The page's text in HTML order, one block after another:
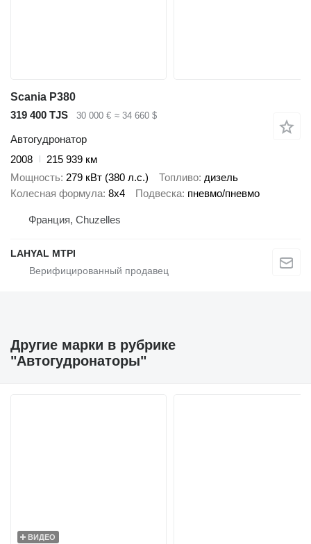
Scania P380
319 400 TJS
30 000 € ≈ 34 660 $
Автогудронатор
2008
215 939 км
Мощность 279 кВт (380 л.с.) Топливо дизель
Колесная формула 8x4 Подвеска пневмо/пневмо
Франция, Chuzelles
LAHYAL MTPI
Другие марки в рубрике
"Автогудронаторы"
ВИДЕО